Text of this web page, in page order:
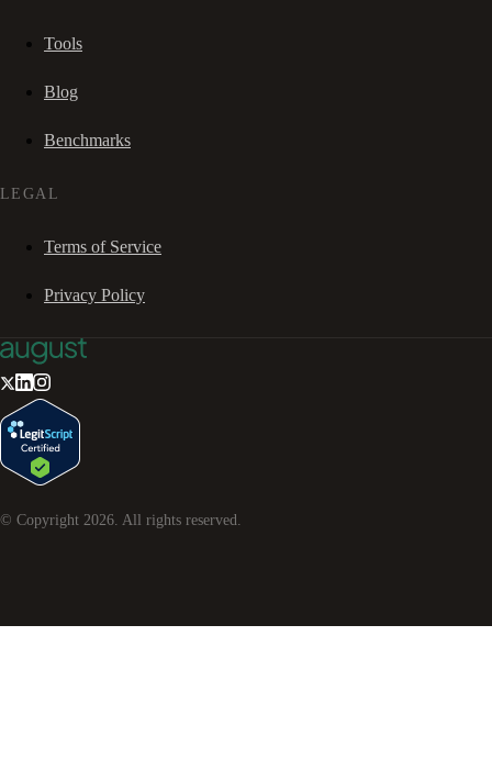
Tools
Blog
Benchmarks
LEGAL
Terms of Service
Privacy Policy
© Copyright 2026. All rights reserved.